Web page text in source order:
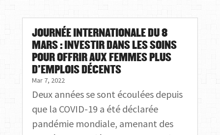
JOURNÉE INTERNATIONALE DU 8
MARS : INVESTIR DANS LES SOINS
POUR OFFRIR AUX FEMMES PLUS
D’EMPLOIS DÉCENTS
Mar 7, 2022
Deux années se sont écoulées depuis
que la COVID-19 a été déclarée
pandémie mondiale, amenant des